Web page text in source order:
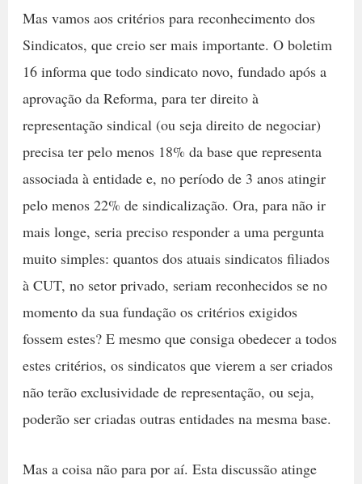
Mas vamos aos critérios para reconhecimento dos
Sindicatos, que creio ser mais importante. O boletim
16 informa que todo sindicato novo, fundado após a
aprovação da Reforma, para ter direito à
representação sindical (ou seja direito de negociar)
precisa ter pelo menos 18% da base que representa
associada à entidade e, no período de 3 anos atingir
pelo menos 22% de sindicalização. Ora, para não ir
mais longe, seria preciso responder a uma pergunta
muito simples: quantos dos atuais sindicatos filiados
à CUT, no setor privado, seriam reconhecidos se no
momento da sua fundação os critérios exigidos
fossem estes? E mesmo que consiga obedecer a todos
estes critérios, os sindicatos que vierem a ser criados
não terão exclusividade de representação, ou seja,
poderão ser criadas outras entidades na mesma base.
Mas a coisa não para por aí. Esta discussão atinge